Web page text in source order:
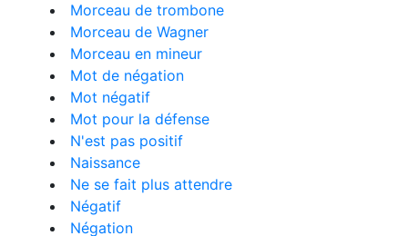
Morceau de trombone
Morceau de Wagner
Morceau en mineur
Mot de négation
Mot négatif
Mot pour la défense
N'est pas positif
Naissance
Ne se fait plus attendre
Négatif
Négation